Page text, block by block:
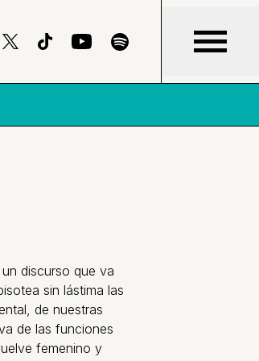
discurso que va
sin lástima las
de nuestras
de las funciones
femenino y